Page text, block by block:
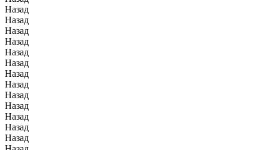
Назад
Назад
Назад
Назад
Назад
Назад
Назад
Назад
Назад
Назад
Назад
Назад
Назад